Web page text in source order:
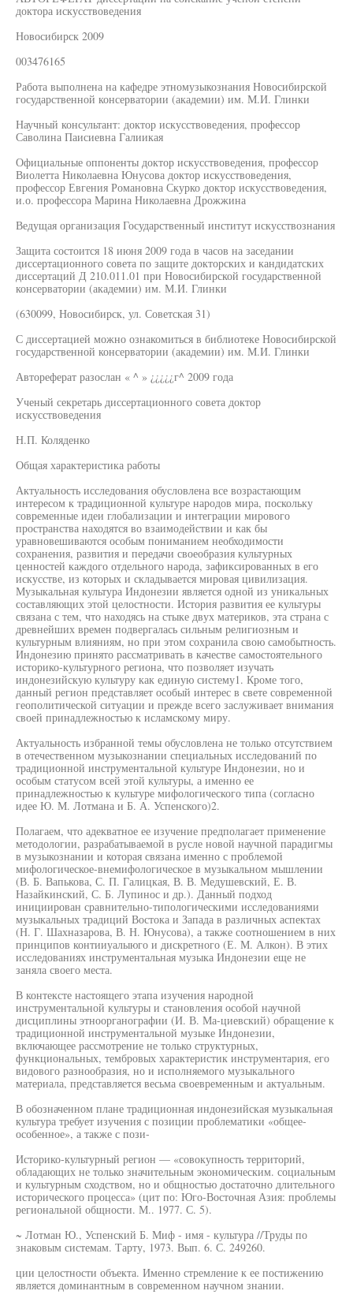
доктора искусствоведения
Новосибирск 2009
003476165
Работа выполнена на кафедре этномузыкознания Новосибирской
государственной консерватории (академии) им. М.И. Глинки
Научный консультант: доктор искусствоведения, профессор
Саволина Паисиевна Галиикая
Официальные оппоненты доктор искусствоведения, профессор
Виолетта Николаевна Юнусова доктор искусствоведения,
профессор Евгения Романовна Скурко доктор искусствоведения,
и.о. профессора Марина Николаевна Дрожжина
Ведущая организация Государственный институт искусствознания
Защита состоится 18 июня 2009 года в часов на заседании
диссертационного совета по защите докторских и кандидатских
диссертаций Д 210.011.01 при Новосибирской государственной
консерватории (академии) им. М.И. Глинки
(630099, Новосибирск, ул. Советская 31)
С диссертацией можно ознакомиться в библиотеке Новосибирской
государственной консерватории (академии) им. М.И. Глинки
Автореферат разослан « ^ » ¿¿¿¿¿г^ 2009 года
Ученый секретарь диссертационного совета доктор
искусствоведения
Н.П. Коляденко
Общая характеристика работы
Актуальность исследования обусловлена все возрастающим
интересом к традиционной культуре народов мира, поскольку
современные идеи глобализации и интеграции мирового
пространства находятся во взаимодействии и как бы
уравновешиваются особым пониманием необходимости
сохранения, развития и передачи своеобразия культурных
ценностей каждого отдельного народа, зафиксированных в его
искусстве, из которых и складывается мировая цивилизация.
Музыкальная культура Индонезии является одной из уникальных
составляющих этой целостности. История развития ее культуры
связана с тем, что находясь на стыке двух материков, эта страна с
древнейших времен подвергалась сильным религиозным и
культурным влияниям, но при этом сохранила свою самобытность.
Индонезию принято рассматривать в качестве самостоятельного
историко-культурного региона, что позволяет изучать
индонезийскую культуру как единую систему1. Кроме того,
данный регион представляет особый интерес в свете современной
геополитической ситуации и прежде всего заслуживает внимания
своей принадлежностью к исламскому миру.
Актуальность избранной темы обусловлена не только отсутствием
в отечественном музыкознании специальных исследований по
традиционной инструментальной культуре Индонезии, но и
особым статусом всей этой культуры, а именно ее
принадлежностью к культуре мифологического типа (согласно
идее Ю. М. Лотмана и Б. А. Успенского)2.
Полагаем, что адекватное ее изучение предполагает применение
методологии, разрабатываемой в русле новой научной парадигмы
в музыкознании и которая связана именно с проблемой
мифологическое-внемифологическое в музыкальном мышлении
(В. Б. Вапькова, С. П. Галицкая, В. В. Медушевский, Е. В.
Назайкинский, С. Б. Лупинос и др.). Данный подход
инициирован сравнительно-типологическими исследованиями
музыкальных традиций Востока и Запада в различных аспектах
(Н. Г. Шахназарова, В. Н. Юнусова), а также соотношением в них
принципов контииуалыюго и дискретного (Е. М. Алкон). В этих
исследованиях инструментальная музыка Индонезии еще не
заняла своего места.
В контексте настоящего этапа изучения народной
инструментальной культуры и становления особой научной
дисциплины этноорганографии (И. В. Ма-циевский) обращение к
традиционной инструментальной музыке Индонезии,
включающее рассмотрение не только структурных,
функциональных, тембровых характеристик инструментария, его
видового разнообразия, но и исполняемого музыкального
материала, представляется весьма своевременным и актуальным.
В обозначенном плане традиционная индонезийская музыкальная
культура требует изучения с позиции проблематики «общее-
особенное», а также с пози-
Историко-культурный регион — «совокупность территорий,
обладающих не только значительным экономическим. социальным
и культурным сходством, но и общностью достаточно длительного
исторического процесса» (цит по: Юго-Восточная Азия: проблемы
региональной общности. М.. 1977. С. 5).
~ Лотман Ю., Успенский Б. Миф - имя - культура //Труды по
знаковым системам. Тарту, 1973. Вып. 6. С. 249260.
ции целостности объекта. Именно стремление к ее постижению
является доминантным в современном научном знании.